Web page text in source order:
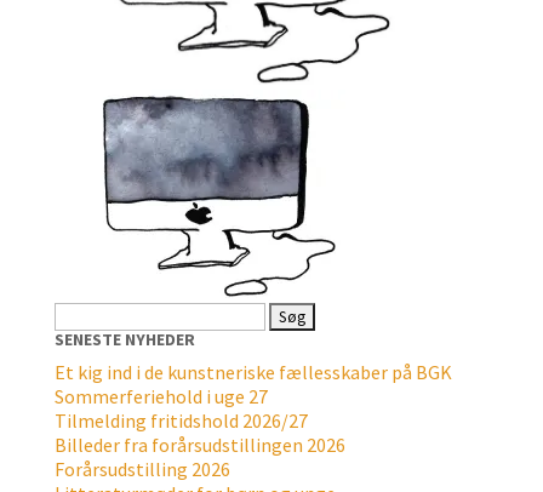
efter:
SENESTE NYHEDER
Et kig ind i de kunstneriske fællesskaber på BGK
Sommerferiehold i uge 27
Tilmelding fritidshold 2026/27
Billeder fra forårsudstillingen 2026
Forårsudstilling 2026